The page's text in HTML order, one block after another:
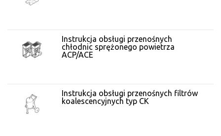
Instrukcja obsługi przenośnych
chłodnic sprężonego powietrza
ACP/ACE
Instrukcja obsługi przenośnych filtrów
koalescencyjnych typ CK